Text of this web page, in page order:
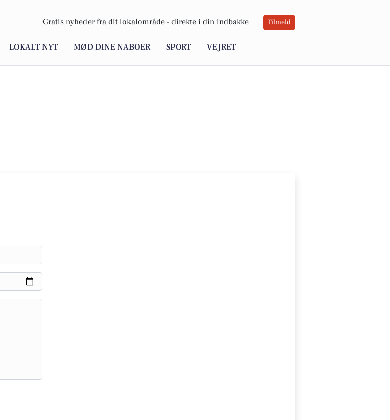
Gratis nyheder fra dit lokalområde - direkte i din indbakke Tilmeld
LOKALT NYT MØD DINE NABOER SPORT VEJRET